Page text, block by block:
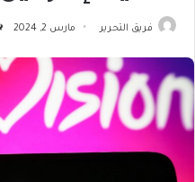
فريق التحرير مارس 2, 2024